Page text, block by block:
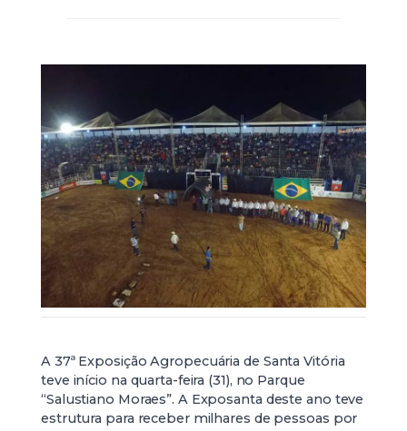
A 37ª Exposição Agropecuária de Santa Vitória
teve início na quarta-feira (31), no Parque
“Salustiano Moraes”. A Exposanta deste ano teve
estrutura para receber milhares de pessoas por